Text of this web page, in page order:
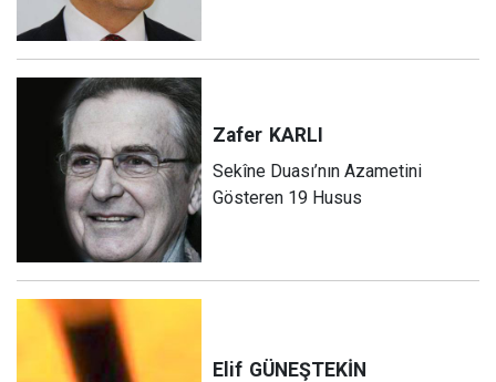
Zafer KARLI
Sekîne Duası’nın Azametini
Gösteren 19 Husus
Elif GÜNEŞTEKİN